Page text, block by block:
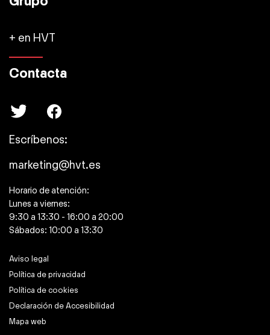
+ en HVT
Contacta
Escríbenos:
marketing@hvt.es
Horario de atención:
Lunes a viernes:
9:30 a 13:30 - 16:00 a 20:00
Sábados: 10:00 a 13:30
Aviso legal
Política de privacidad
Política de cookies
Declaración de Accesibilidad
Mapa web